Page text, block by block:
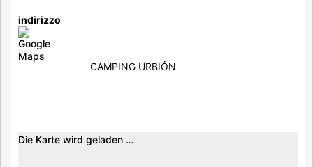
indirizzo
CAMPING URBIÓN
Die Karte wird geladen …